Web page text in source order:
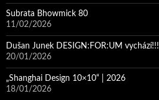
Subrata Bhowmick 80
11/02/2026
Dušan Junek DESIGN:FOR:UM vychází!!!
20/01/2026
„Shanghai Design 10×10“ | 2026
18/01/2026